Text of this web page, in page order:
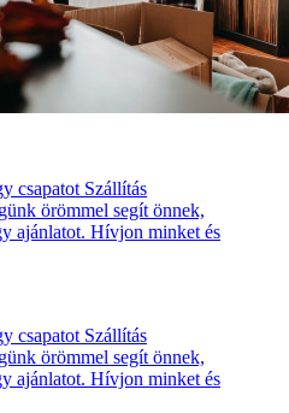
csapatot Szállítás
örömmel segít önnek,
ajánlatot. Hívjon minket és
csapatot Szállítás
örömmel segít önnek,
ajánlatot. Hívjon minket és